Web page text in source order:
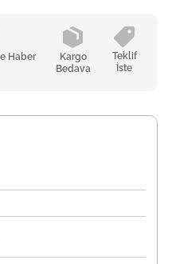
Haber
Kargo
Bedava
Teklif
İste